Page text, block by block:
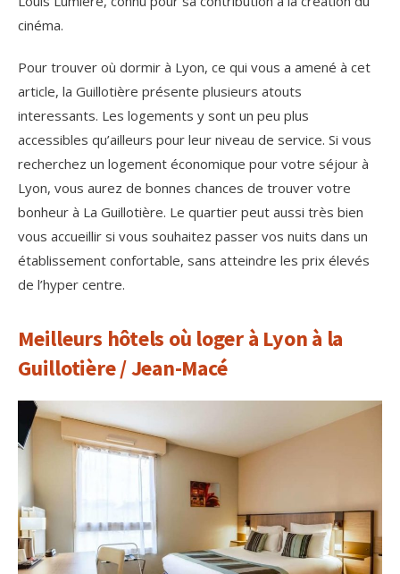
cinéma.
Pour trouver où dormir à Lyon, ce qui vous a amené à cet
article, la Guillotière présente plusieurs atouts
interessants. Les logements y sont un peu plus
accessibles qu’ailleurs pour leur niveau de service. Si vous
recherchez un logement économique pour votre séjour à
Lyon, vous aurez de bonnes chances de trouver votre
bonheur à La Guillotière. Le quartier peut aussi très bien
vous accueillir si vous souhaitez passer vos nuits dans un
établissement confortable, sans atteindre les prix élevés
de l’hyper centre.
Meilleurs hôtels où loger à Lyon à la
Guillotière / Jean-Macé